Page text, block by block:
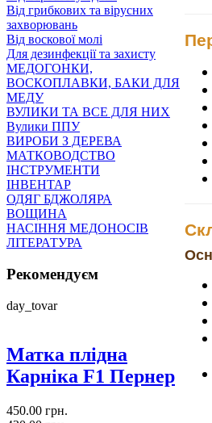
Від грибкових та вірусних
захворювань
Від воскової молі
Для дезинфекції та захисту
МЕДОГОНКИ,
ВОСКОПЛАВКИ, БАКИ ДЛЯ
МЕДУ
ВУЛИКИ ТА ВСЕ ДЛЯ НИХ
Вулики ППУ
ВИРОБИ З ДЕРЕВА
МАТКОВОДСТВО
ІНСТРУМЕНТИ
ІНВЕНТАР
ОДЯГ БДЖОЛЯРА
ВОЩИНА
НАСІННЯ МЕДОНОСІВ
ЛІТЕРАТУРА
Рекомендуєм
day_tovar
Матка плідна
Карніка F1 Пернер
450.00 грн.